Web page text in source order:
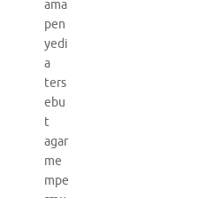
ama
pen
yedi
a
ters
ebu
t
agar
me
mpe